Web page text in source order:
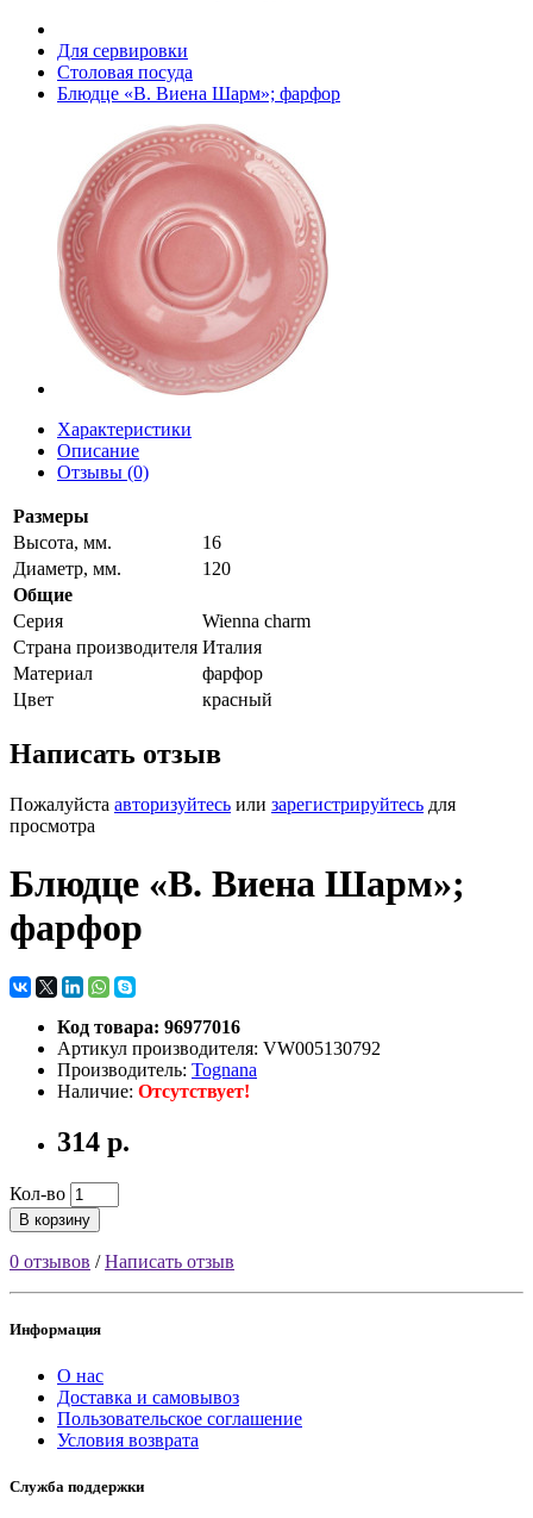
Для сервировки
Столовая посуда
Блюдце «В. Виена Шарм»; фарфор
Характеристики
Описание
Отзывы (0)
Размеры
Высота, мм.
16
Диаметр, мм.
120
Общие
Серия
Wienna charm
Страна производителя Италия
Материал
фарфор
Цвет
красный
Написать отзыв
Пожалуйста авторизуйтесь или зарегистрируйтесь для
просмотра
Блюдце «В. Виена Шарм»;
фарфор
Код товара: 96977016
Артикул производителя: VW005130792
Производитель: Tognana
Наличие: Отсутствует!
314 р.
Кол-во
В корзину
0 отзывов /Написать отзыв
Информация
О нас
Доставка и самовывоз
Пользовательское соглашение
Условия возврата
Служба поддержки